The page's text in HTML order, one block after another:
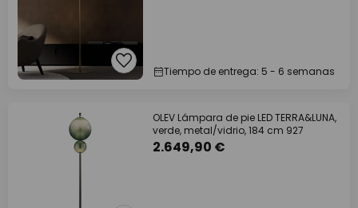
Tiempo de entrega: 5 - 6 semanas
OLEV Lámpara de pie LED TERRA&LUNA,
verde, metal/vidrio, 184 cm 927
2.649,90 €